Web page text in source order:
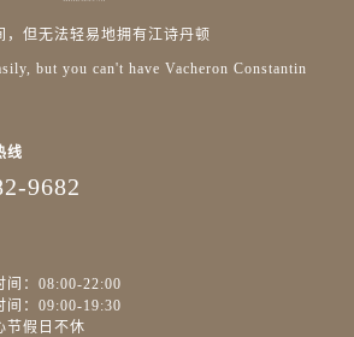
，但无法轻易地拥有江诗丹顿
but you can't have Vacheron Constantin
线
9682
间：08:00-22:00
间：09:00-19:30
节假日不休